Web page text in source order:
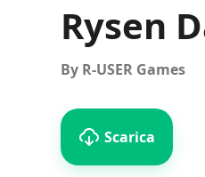
Rysen
By R-USER Games
Scarica